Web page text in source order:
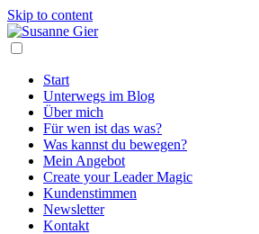
Skip to content
Start
Unterwegs im Blog
Über mich
Für wen ist das was?
Was kannst du bewegen?
Mein Angebot
Create your Leader Magic
Kundenstimmen
Newsletter
Kontakt